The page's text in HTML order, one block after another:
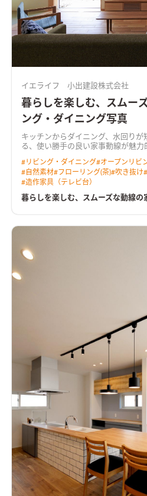
イエライフ 小出建設株式会社
暮らしを楽しむ、スムー
ング・ダイニング写真
キッチンからダイニング、水回り
る、使い勝手の良い家事動線が魅力
地よい空間。 奥行きのあるウッドデ
が広がります。 リビングに隣り合う和室はＬＤＫと一体で使え
る開放的なスペース。 無垢の床や羽
りと納めた木製の造作家具など、あ
いだ雰囲気をつくっています。 ＨEAT20 Ｇ2以上の断熱性能を
#リビング・ダイニング#オープンリビ
#自然素材#フローリング(茶)#吹き抜け#
#造作家具（テレビ台）
暮らしを楽しむ、スムーズな動線の